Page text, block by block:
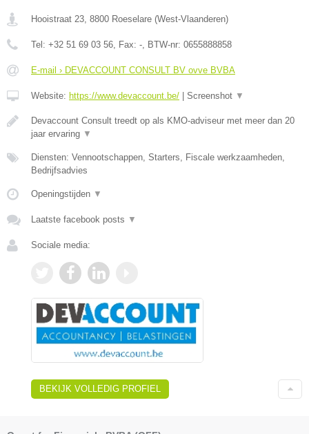
Hooistraat 23, 8800 Roeselare (West-Vlaanderen)
Tel: +32 51 69 03 56, Fax: -, BTW-nr: 0655888858
E-mail › DEVACCOUNT CONSULT BV ovve BVBA
Website: https://www.devaccount.be/ Screenshot ▼
Devaccount Consult treedt op als KMO-adviseur met meer dan 20
jaar ervaring ▼
Diensten: Vennootschappen, Starters, Fiscale werkzaamheden,
Bedrijfsadvies
Openingstijden ▼
Laatste facebook posts ▼
Sociale media:
BEKIJK VOLLEDIG PROFIEL